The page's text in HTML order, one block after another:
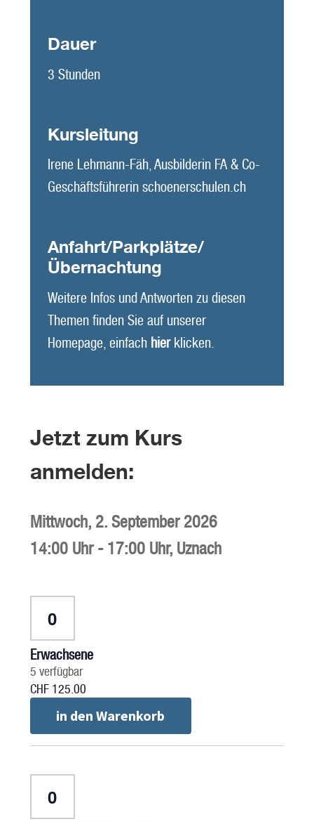
Dauer
3 Stunden
Kursleitung
Irene Lehmann-Fäh, Ausbilderin FA & Co-
Geschäftsführerin schoenerschulen.ch
Anfahrt/Parkplätze/
Übernachtung
Weitere Infos und Antworten zu diesen
Themen finden Sie auf unserer
Homepage, einfach hierklicken.
Jetzt zum Kurs
anmelden:
Mittwoch, 2. September 2026
14:00 Uhr- 17:00 Uhr, Uznach
Anzahl
Erwachsene
5 verfügbar
CHF 125.00
in den Warenkorb
Anzahl